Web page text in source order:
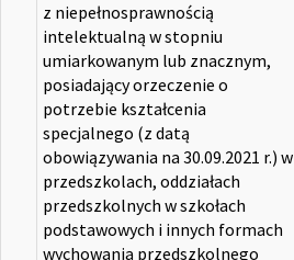
z niepełnosprawnością
intelektualną w stopniu
umiarkowanym lub znacznym,
posiadający orzeczenie o
potrzebie kształcenia
specjalnego (z datą
obowiązywania na 30.09.2021 r.) w
przedszkolach, oddziałach
przedszkolnych w szkołach
podstawowych i innych formach
wychowania przedszkolnego